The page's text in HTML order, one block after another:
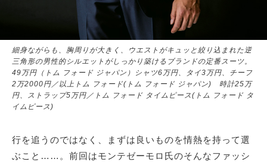
細身ながらも、胸周りが大きく、ウエストがキュッと絞り込まれた逆
三角形の男性的シルエットがしっかり築けるブランドの定番スーツ。
49万円（トム フォード ジャパン）シャツ6万円、タイ3万円、チーフ
2万2000円／以上トム フォード(トム フォード ジャパン) 時計25万
円、ストラップ5万円／トム フォード タイムピース(トム フォード タ
イムピース)
行を追うのではなく、まずは良いものを情熱を持って選
ぶこと……。前回はモンテゼーモロ氏のそんなファッシ